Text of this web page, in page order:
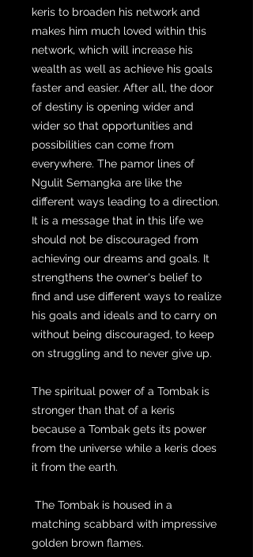
keris to broaden his network and
makes him much loved within this
network, which will increase his
wealth as well as achieve his goals
faster and easier. After all, the door
of destiny is opening wider and
wider so that opportunities and
possibilities can come from
everywhere. The pamor lines of
Ngulit Semangka are like the
different ways leading to a direction.
It is a message that in this life we ​​
should not be discouraged from
achieving our dreams and goals. It
strengthens the owner's belief to
find and use different ways to realize
his goals and ideals and to carry on
without being discouraged, to keep
on struggling and to never give up.
The spiritual power of a Tombak is
stronger than that of a keris
because a Tombak gets its power
from the universe while a keris does
it from the earth.
The Tombak is housed in a
matching scabbard with impressive
golden brown flames.